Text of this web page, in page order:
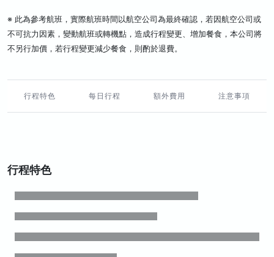
※ 此為參考航班，實際航班時間以航空公司為最終確認，若因航空公司或
不可抗力因素，變動航班或轉機點，造成行程變更、增加餐食，本公司將
不另行加價，若行程變更減少餐食，則酌於退費。
行程特色 每日行程 額外費用 注意事項
行程特色